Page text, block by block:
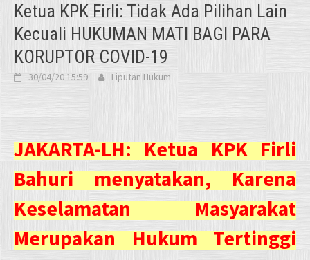
Ketua KPK Firli: Tidak Ada Pilihan Lain
Kecuali HUKUMAN MATI BAGI PARA
KORUPTOR COVID-19
30/04/20 15:59 Liputan Hukum
JAKARTA-LH: Ketua KPK Firli
Bahuri menyatakan, Karena
Keselamatan Masyarakat
Merupakan Hukum Tertinggi